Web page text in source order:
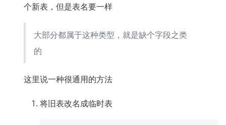
个新表，但是表名要一样
大部分都属于这种类型，就是缺个字段之类
的
这里说一种很通用的方法
将旧表改名成临时表